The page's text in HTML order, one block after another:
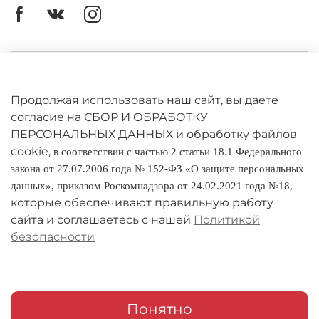
добавить изысканности вашему столу!
Оферта
Политика конфиденциальности
Оплата и доставка
Условия обмена и возврата
Реквизиты
Продолжая использовать наш сайт, вы даете
согласие на СБОР И ОБРАБОТКУ
ПЕРСОНАЛЬНЫХ ДАННЫХ и обработку файлов
cookie, в соответствии с частью 2 статьи 18.1 Федерального
закона от 27.07.2006 года № 152-ФЗ «О защите персональных
данных», приказом Роскомнадзора от 24.02.2021 года №18,
которые обеспечивают правильную работу
сайта и соглашаетесь с нашей Политикой
безопасности
Понятно